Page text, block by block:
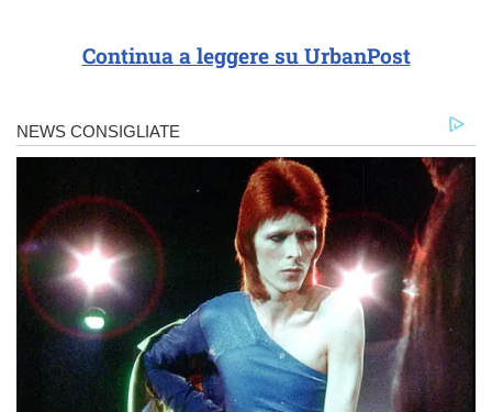
Continua a leggere su UrbanPost